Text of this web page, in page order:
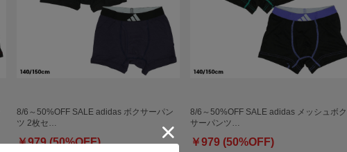
8/6～50%OFF SALE adidas ボクサーパン
ツ 2枚セ…
￥979 (50%OFF)
8/6～50%OFF SALE adidas メッシュボク
サーパンツ…
￥979 (50%OFF)